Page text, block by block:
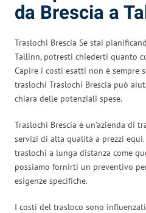
da Brescia a
Traslochi Brescia Se stai
Tallinn, potresti chiederti quanto
Capire i costi esatti non è sempre
traslochi Traslochi Brescia può
chiara delle potenziali spese.
Traslochi Brescia è un’azienda di
servizi di alta qualità a prezzi
traslochi a lunga distanza come
possiamo fornirti un preventivo
esigenze specifiche.
I costi del trasloco sono